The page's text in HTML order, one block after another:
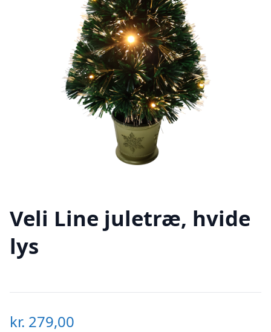
Veli Line juletræ, hvide
lys
kr. 279,00